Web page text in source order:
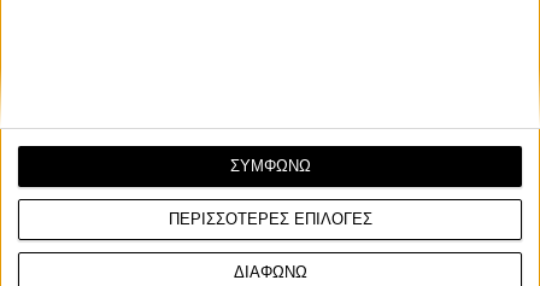
ΠΕΡΙΣΣΟΤΕΡΕΣ ΕΠΙΛΟΓΕΣ
ΔΙΑΦΩΝΩ
ΣΥΜΦΩΝΩ